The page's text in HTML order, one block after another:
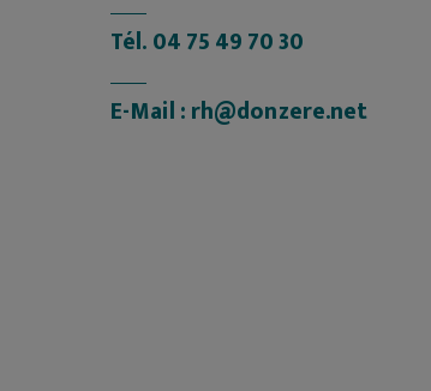
Tél.04 75 49 70 30
E-Mail :rh@donzere.net